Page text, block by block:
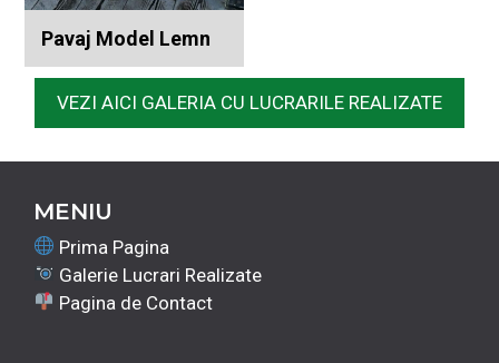
Pavaj Model Lemn
VEZI AICI GALERIA CU LUCRARILE REALIZATE
MENIU
Prima Pagina
Galerie Lucrari Realizate
Pagina de Contact